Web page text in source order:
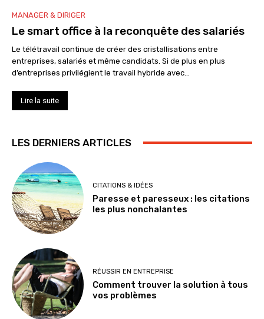
MANAGER & DIRIGER
Le smart office à la reconquête des salariés
Le télétravail continue de créer des cristallisations entre
entreprises, salariés et même candidats. Si de plus en plus
d’entreprises privilégient le travail hybride avec...
Lire la suite
LES DERNIERS ARTICLES
CITATIONS & IDÉES
Paresse et paresseux : les citations
les plus nonchalantes
RÉUSSIR EN ENTREPRISE
Comment trouver la solution à tous
vos problèmes